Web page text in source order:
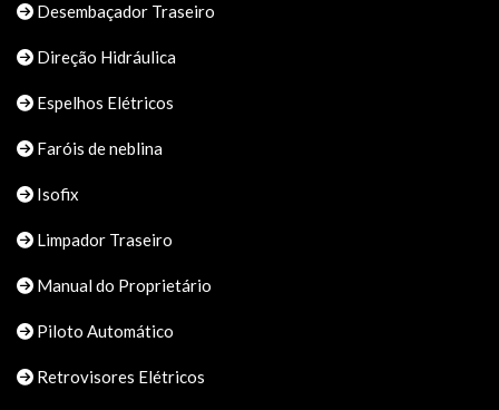
Desembaçador Traseiro
Direção Hidráulica
Espelhos Elétricos
Faróis de neblina
Isofix
Limpador Traseiro
Manual do Proprietário
Piloto Automático
Retrovisores Elétricos